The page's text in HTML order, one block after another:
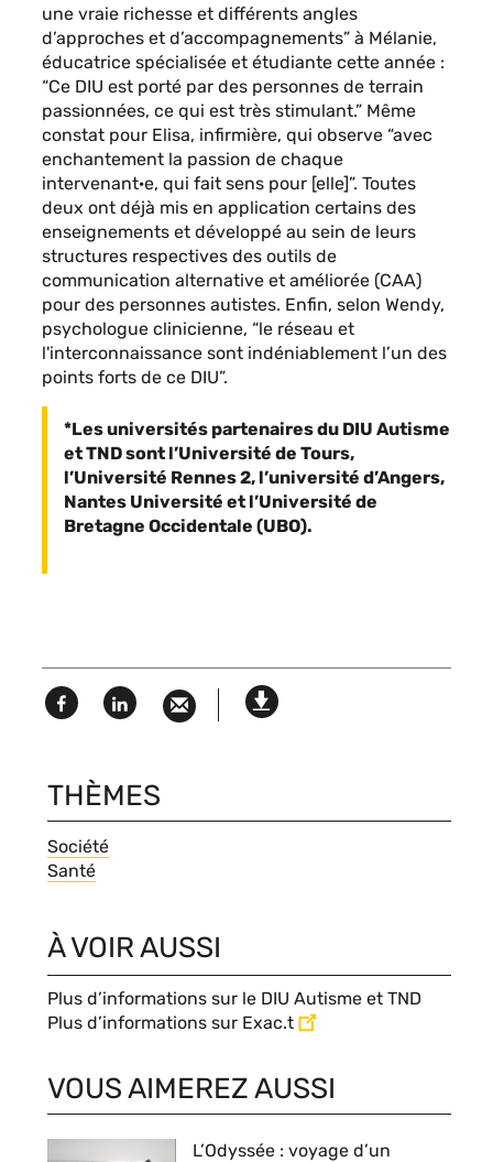
une vraie richesse et différents angles
d’approches et d’accompagnements” à Mélanie,
éducatrice spécialisée et étudiante cette année :
“Ce DIU est porté par des personnes de terrain
passionnées, ce qui est très stimulant.” Même
constat pour Elisa, infirmière, qui observe “avec
enchantement la passion de chaque
intervenant·e, qui fait sens pour [elle]”. Toutes
deux ont déjà mis en application certains des
enseignements et développé au sein de leurs
structures respectives des outils de
communication alternative et améliorée (CAA)
pour des personnes autistes. Enfin, selon Wendy,
psychologue clinicienne, “le réseau et
l'interconnaissance sont indéniablement l’un des
points forts de ce DIU”.
*Les universités partenaires du DIU Autisme
et TND sont l’Université de Tours,
l’Université Rennes 2, l’université d’Angers,
Nantes Université et l’Université de
Bretagne Occidentale (UBO).
FacebookLinked
THÈMES
Thèmes
Société
Santé
À VOIR AUSSI
Plus d’informations sur le DIU Autisme et TND
Plus d’informations sur Exac.t
VOUS AIMEREZ AUSSI
L’Odyssée : voyage d’un